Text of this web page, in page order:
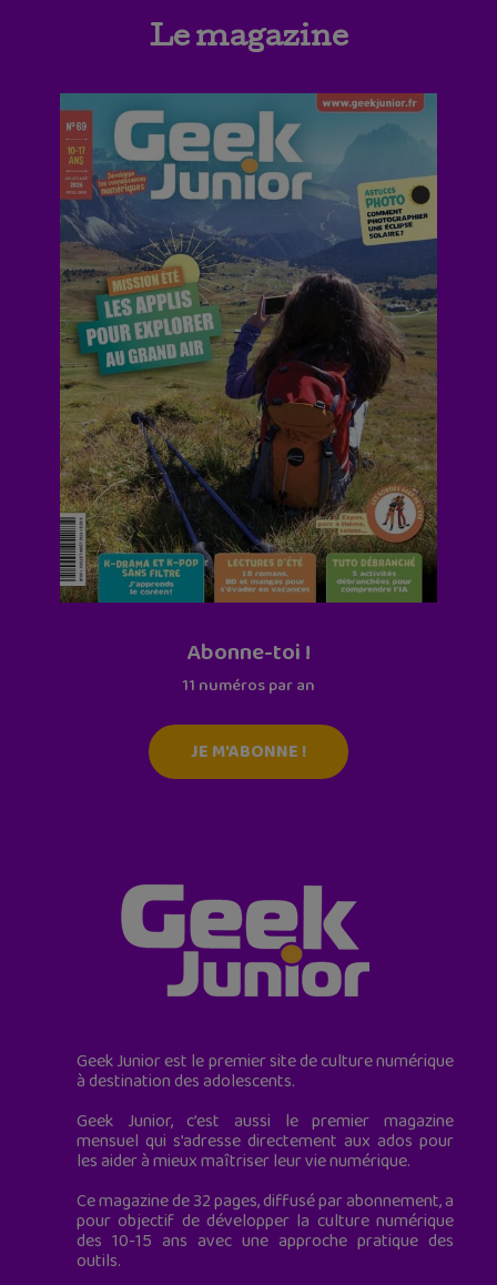
Le magazine
Abonne-toi !
11 numéros par an
JE M'ABONNE !
Geek Junior est le premier site de culture numérique
à destination des adolescents.
Geek Junior, c’est aussi le premier magazine
mensuel qui s’adresse directement aux ados pour
les aider à mieux maîtriser leur vie numérique.
Ce magazine de 32 pages, diffusé par abonnement, a
pour objectif de développer la culture numérique
des 10-15 ans avec une approche pratique des
outils.